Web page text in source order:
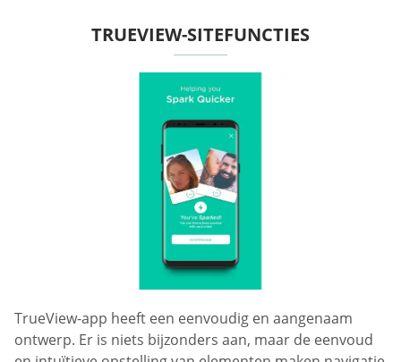
TRUEVIEW-SITEFUNCTIES
TrueView-app heeft een eenvoudig en aangenaam
ontwerp. Er is niets bijzonders aan, maar de eenvoud